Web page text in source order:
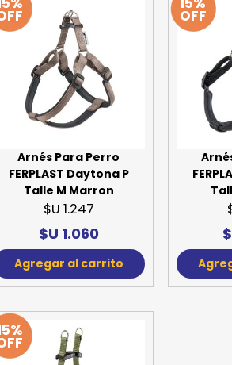
Arnés Para Perro
FERPLAST Daytona P
Talle M Marron
$U 1.247
$U 1.060
Agregar al carrito
OFF